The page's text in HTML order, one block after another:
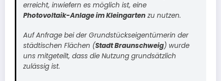
erreicht, inwiefern es möglich ist, eine
Photovoltaik-Anlage im Kleingartenzu nutzen.
Auf Anfrage bei der Grundstückseigentümerin der
städtischen Flächen (Stadt Braunschweig) wurde
uns mitgeteilt, dass die Nutzung grundsätzlich
zulässig ist.